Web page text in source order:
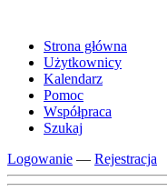
Strona główna
Użytkownicy
Kalendarz
Pomoc
Współpraca
Szukaj
Logowanie — Rejestracja